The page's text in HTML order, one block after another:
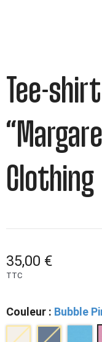
Tee-
Clothing
35,00 €
TTC
Couleur : Bubble